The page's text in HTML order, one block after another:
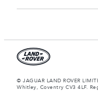
© JAGUAR LAND ROVER
Whitley, Coventry CV3 4LF.